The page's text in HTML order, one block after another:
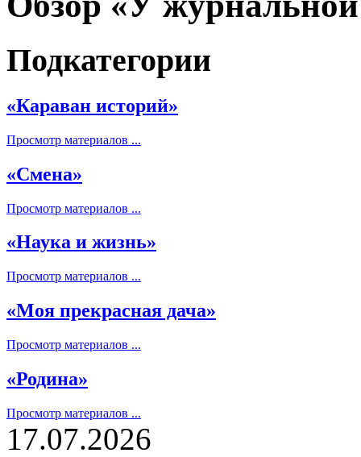
Подкатегории
«Караван историй»
Просмотр материалов ...
«Смена»
Просмотр материалов ...
«Наука и жизнь»
Просмотр материалов ...
«Моя прекрасная дача»
Просмотр материалов ...
«Родина»
Просмотр материалов ...
17.07.2026